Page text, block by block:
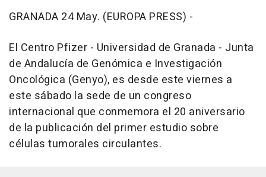
GRANADA 24 May. (EUROPA PRESS) -
El Centro Pfizer - Universidad de Granada - Junta
de Andalucía de Genómica e Investigación
Oncológica (Genyo), es desde este viernes a
este sábado la sede de un congreso
internacional que conmemora el 20 aniversario
de la publicación del primer estudio sobre
células tumorales circulantes.